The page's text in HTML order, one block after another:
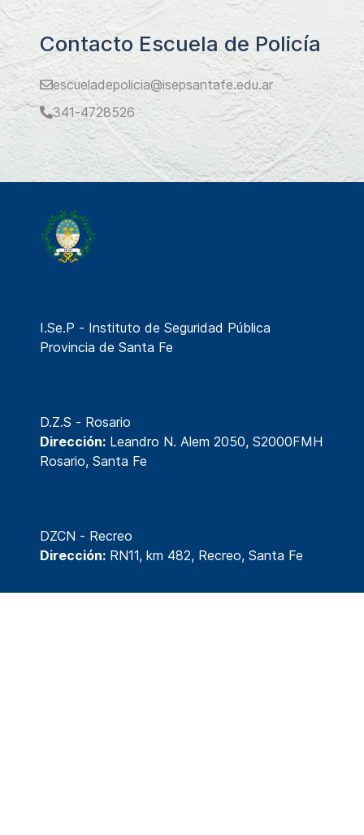
Contacto Escuela de Policía
escueladepolicia@isepsantafe.edu.ar
341-4728526
I.Se.P - Instituto de Seguridad Pública
Provincia de Santa Fe
D.Z.S - Rosario
Dirección: Leandro N. Alem 2050, S2000FMH
Rosario, Santa Fe
DZCN - Recreo
Dirección: RN11, km 482, Recreo, Santa Fe